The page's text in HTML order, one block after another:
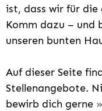
ist, dass wir für die
Komm dazu – und
unseren bunten
Auf dieser Seite
Stellenangebote.
bewirb dich gerne